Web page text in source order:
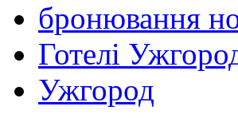
бронювання
Готелі
Ужгород